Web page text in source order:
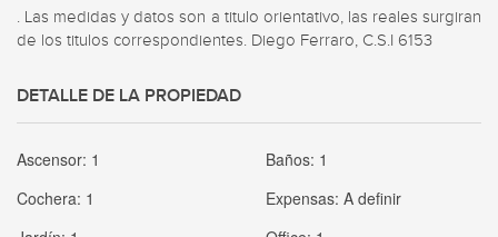
. Las medidas y datos son a titulo orientativo, las reales surgiran
de los titulos correspondientes. Diego Ferraro, C.S.I 6153
DETALLE DE LA PROPIEDAD
Ascensor: 1 Baños: 1
Cochera: 1 Expensas: A definir